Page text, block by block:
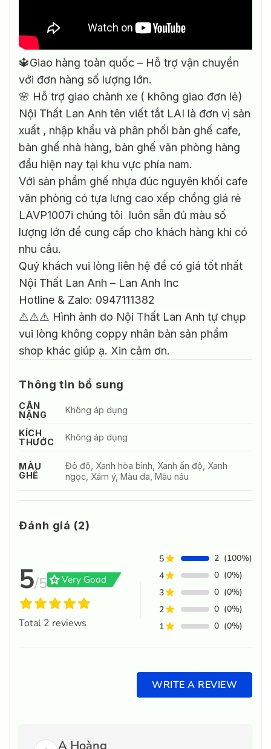
🔱Giao hàng toàn quốc – Hỗ trợ vận chuyển
với đơn hàng số lượng lớn.
🌸 Hỗ trợ giao chành xe ( không giao đơn lẻ)
Nội Thất Lan Anh tên viết tắt LAI là đơn vị sản
xuất , nhập khẩu và phân phối bàn ghế cafe,
bàn ghế nhà hàng, bàn ghế văn phòng hàng
đầu hiện nay tại khu vực phía nam.
Với sản phẩm ghế nhựa đúc nguyên khối cafe
văn phòng có tựa lưng cao xếp chồng giá rẻ
LAVP1007i chúng tôi luôn sẵn đủ màu số
lượng lớn để cung cấp cho khách hàng khi có
nhu cầu.
Quý khách vui lòng liên hệ để có giá tốt nhất
Nội Thất Lan Anh – Lan Anh Inc
Hotline & Zalo: 0947111382
⚠️⚠️⚠️ Hình ảnh do Nội Thất Lan Anh tự chụp
vui lòng không coppy nhân bản sản phẩm
shop khác giúp ạ. Xin cảm ơn.
Thông tin bổ sung
CÂN
NẶNG
Không áp dụng
KÍCH
THƯỚC
Không áp dụng
MÀU
GHẾ
Đỏ đô, Xanh hòa bình, Xanh ấn độ, Xanh
ngọc, Xám ý, Màu da, Màu nâu
Đánh giá (2)
5/5gradeVery Good
Total 2 reviews
5 2 (100%)
4
0 (0%)
3
0 (0%)
2
0 (0%)
1
0 (0%)
WRITE A REVIEW